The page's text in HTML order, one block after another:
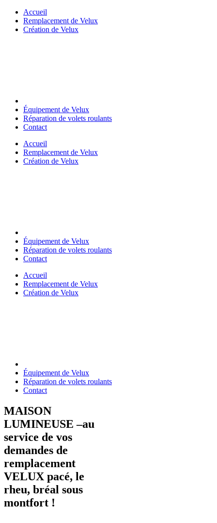
Skip
content
Accueil
Remplacement de Velux
Création de Velux
Équipement de Velux
Réparation de volets roulants
Contact
Accueil
Remplacement de Velux
Création de Velux
Équipement de Velux
Réparation de volets roulants
Contact
Accueil
Remplacement de Velux
Création de Velux
Équipement de Velux
Réparation de volets roulants
Contact
MAISON
LUMINEUSE –au
service de vos
demandes de
remplacement
VELUX pacé, le
rheu, bréal sous
montfort !